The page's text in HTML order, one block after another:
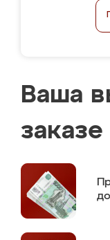
Ваша